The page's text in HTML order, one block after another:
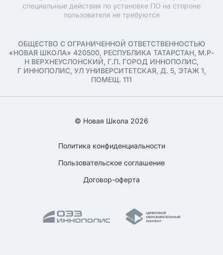
специальные действия по установке ПО на стороне
пользователя не требуются
ОБЩЕСТВО С ОГРАНИЧЕННОЙ ОТВЕТСТВЕННОСТЬЮ
«НОВАЯ ШКОЛА» 420500, РЕСПУБЛИКА ТАТАРСТАН, М.Р-
Н ВЕРХНЕУСЛОНСКИЙ, Г.П. ГОРОД ИННОПОЛИС,
Г ИННОПОЛИС, УЛ УНИВЕРСИТЕТСКАЯ, Д. 5, ЭТАЖ 1,
ПОМЕЩ. 111
© Новая Школа 2026
Политика конфиденциальности
Пользовательское соглашение
Договор-оферта